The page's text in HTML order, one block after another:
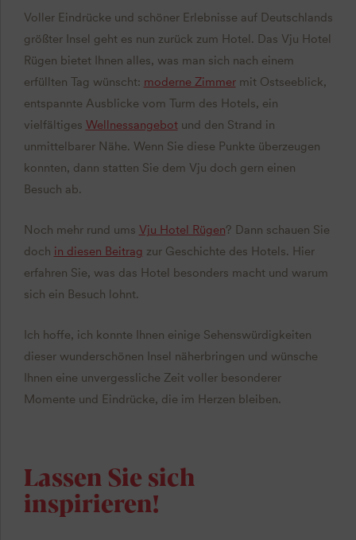
Voller Eindrücke und schöner Erlebnisse auf Deutschlands
größter Insel geht es nun zurück zum Hotel. Das Vju Hotel
Rügen bietet Ihnen alles, was man sich nach einem
erfüllten Tag wünscht: moderne Zimmermit Ostseeblick,
entspannte Ausblicke vom Turm des Hotels, ein
vielfältiges Wellnessangebotund den Strand in
unmittelbarer Nähe. Wenn Sie diese Punkte überzeugen
konnten, dann statten Sie dem Vju doch gern einen
Besuch ab.
Noch mehr rund ums Vju Hotel Rügen? Dann schauen Sie
doch in diesen Beitrag zur Geschichte des Hotels. Hier
erfahren Sie, was das Hotel besonders macht und warum
sich ein Besuch lohnt.
Ich hoffe, ich konnte Ihnen einige Sehenswürdigkeiten
dieser wunderschönen Insel näherbringen und wünsche
Ihnen eine unvergessliche Zeit voller besonderer
Momente und Eindrücke, die im Herzen bleiben.
Lassen Sie sich
inspirieren!